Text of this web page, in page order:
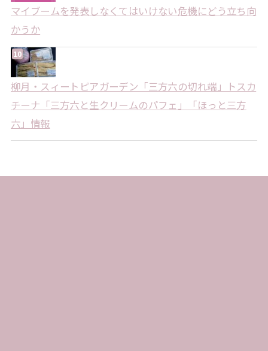
マイブームを発表しなくてはいけない危機にどう立ち向
かうか
柳月・スィートピアガーデン「三方六の切れ端」トスカ
チーナ「三方六と生クリームのパフェ」「ほっと三方
六」情報